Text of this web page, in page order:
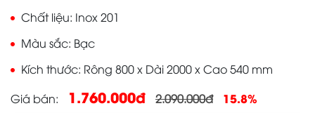
Chất liệu Inox 201
Màu sắc Bạc
Kích thước Rông 800 x Dài 2000 x Cao 540 mm
Giá bán
1.760.000đ 2.090.000đ 15.8%